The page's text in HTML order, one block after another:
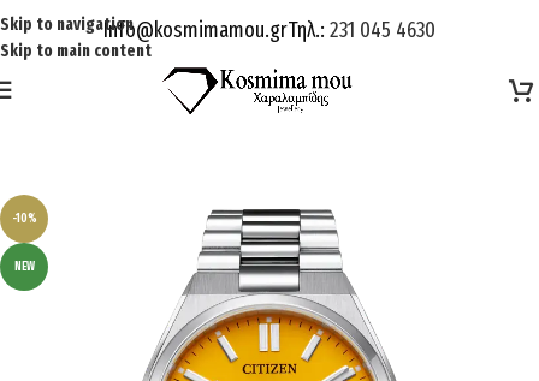
Skip to navigation
Skip to main content
Info@kosmimamou.grΤηλ.: 231 045 4630
-10%
NEW